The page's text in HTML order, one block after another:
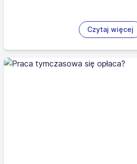
Czytaj więcej